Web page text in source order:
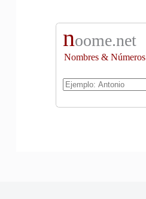
noome.net
Nombres & Números